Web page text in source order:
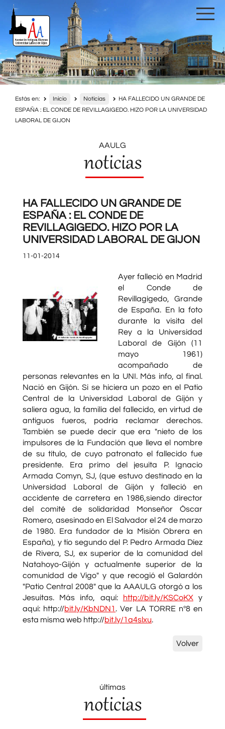
Estás en: Inicio Noticias
HA FALLECIDO UN GRANDE DE
ESPAÑA : EL CONDE DE REVILLAGIGEDO. HIZO POR LA UNIVERSIDAD
LABORAL DE GIJON
AAULG
noticias
HA FALLECIDO UN GRANDE DE
ESPAÑA : EL CONDE DE
REVILLAGIGEDO. HIZO POR LA
UNIVERSIDAD LABORAL DE GIJON
11-01-2014
Ayer falleció en Madrid
el Conde de
Revillagigedo, Grande
de España. En la foto
durante la visita del
Rey a la Universidad
Laboral de Gijón (11
mayo 1961)
acompañado de
personas relevantes en la UNI. Más info, al final.
Nació en Gijón. Si se hiciera un pozo en el Patio
Central de la Universidad Laboral de Gijón y
saliera agua, la familia del fallecido, en virtud de
antiguos fueros, podría reclamar derechos.
También se puede decir que era "nieto de los
impulsores de la Fundación que lleva el nombre
de su título, de cuyo patronato el fallecido fue
presidente. Era primo del jesuita P. Ignacio
Armada Comyn, SJ, (que estuvo destinado en la
Universidad Laboral de Gijón y falleció en
accidente de carretera en 1986,siendo director
del comité de solidaridad Monseñor Óscar
Romero, asesinado en El Salvador el 24 de marzo
de 1980. Era fundador de la Misión Obrera en
España), y tío segundo del P. Pedro Armada Díez
de Rivera, SJ, ex superior de la comunidad del
Natahoyo-Gijón y actualmente superior de la
comunidad de Vigo" y que recogió el Galardón
"Patio Central 2008" que la AAAULG otorgó a los
Jesuitas. Más info, aquí: http://bit.ly/KSCoKXy
aquí: http://bit.ly/KbNDN1 . Ver LA TORRE nº8 en
esta misma web http://bit.ly/1a4slxu.
Volver
últimas
noticias